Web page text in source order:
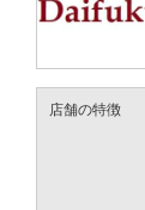
店舗の特徴